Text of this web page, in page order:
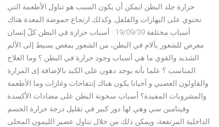
حرارة جلد البطن ايمكن أن يكون السبب هو تناول الأطعمة التي
تحتوي على البهارات والفلفل, وكذلك ارتجاع حموضة المعدة هناك
أسباب مختلفة 19/09/39 · أسباب حرارة في البطن كلّ إنسان
معرض للشعور بآلام في البطن، من الشعور بمغص بسيط إلى الألم
الشديد والقوي ما هي أسباب وجود حرارة في البطن ؟ وما العلاج
المناسب ؟ علما بأنه يوجد دهون على الكبد بالإضافة إى المرارة
والقاولون العصبي و أحيانا يكون هناك إنتفاخات وغازات وما الأطعمة
والمشروبات المفيدة؟ أسباب سخونة البطن على مضادات الأكسدة
وفيتامين سي وهي لها دور كبير في تقليل درجة حرارة الجسم
الداخلية المرتفعة، ويمكن ذلك من خلال تناول عصير الليمون المحلى